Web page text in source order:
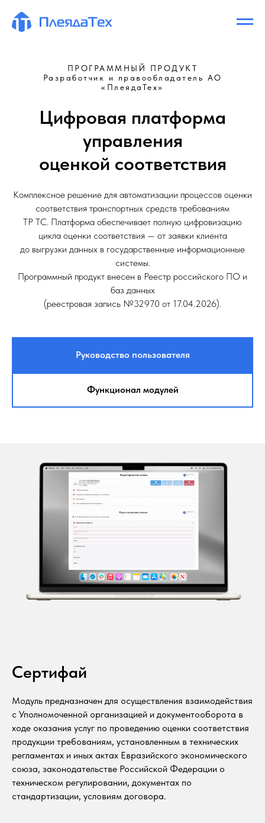
ПРОГРАММНЫЙ ПРОДУКТ
Разработчик и правообладатель АО
«ПлеядаТех»
Цифровая платформа
управления
оценкой соответствия
Комплексное решение для автоматизации процессов оценки
соответствия транспортных средств требованиям
ТР ТС. Платформа обеспечивает полную цифровизацию
цикла оценки соответствия — от заявки клиента
до выгрузки данных в государственные информационные
системы.
Программный продукт внесен в Реестр российского ПО и
баз данных
(реестровая запись №32970 от 17.04.2026).
Руководство пользователя
Функционал модулей
Сертифай
Модуль предназначен для осуществления взаимодействия
с Уполномоченной организацией и документооборота в
ходе оказания услуг по проведению оценки соответствия
продукции требованиям, установленным в технических
регламентах и иных актах Евразийского экономического
союза, законодательстве Российской Федерации о
техническом регулировании, документах по
стандартизации, условиям договора.